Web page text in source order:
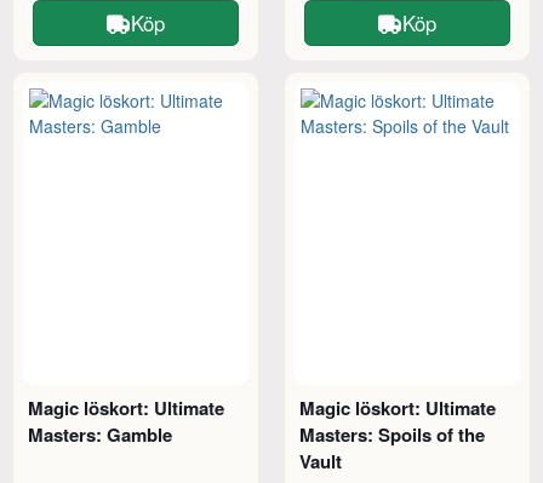
Köp Köp
Magic löskort: Ultimate
Masters: Gamble
Magic löskort: Ultimate
Masters: Spoils of the
Vault